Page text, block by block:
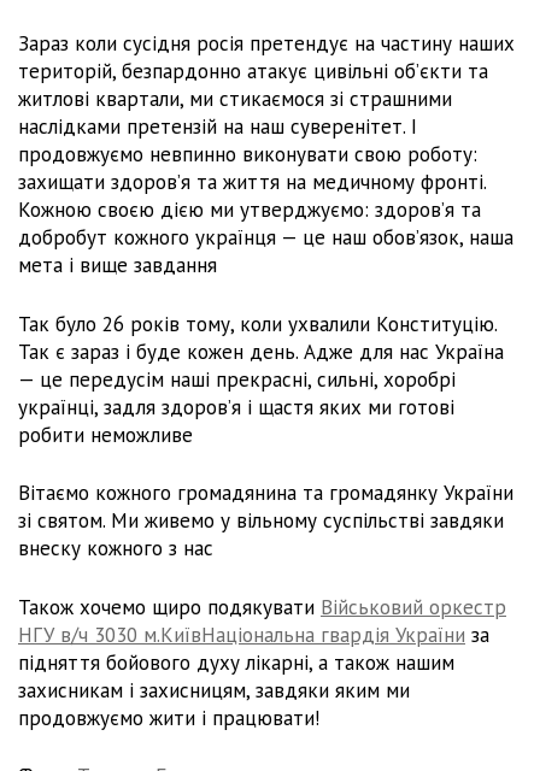
Зараз коли сусідня росія претендує на частину наших
територій, безпардонно атакує цивільні об’єкти та
житлові квартали, ми стикаємося зі страшними
наслідками претензій на наш суверенітет. І
продовжуємо невпинно виконувати свою роботу:
захищати здоров’я та життя на медичному фронті.
Кожною своєю дією ми утверджуємо: здоров’я та
добробут кожного українця — це наш обов’язок, наша
мета і вище завдання
Так було 26 років тому, коли ухвалили Конституцію.
Так є зараз і буде кожен день. Адже для нас Україна
— це передусім наші прекрасні, сильні, хоробрі
українці, задля здоров’я і щастя яких ми готові
робити неможливе
Вітаємо кожного громадянина та громадянку України
зі святом. Ми живемо у вільному суспільстві завдяки
внеску кожного з нас
Також хочемо щиро подякувати Військовий оркестр
НГУ в/ч 3030 м.КиївНаціональна гвардія України за
підняття бойового духу лікарні, а також нашим
захисникам і захисницям, завдяки яким ми
продовжуємо жити і працювати!